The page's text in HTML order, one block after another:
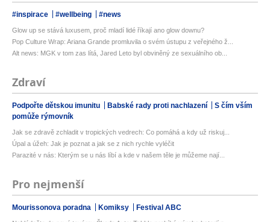
#inspirace #wellbeing #news
Glow up se stává luxusem, proč mladí lidé říkají ano glow downu?
Pop Culture Wrap: Ariana Grande promluvila o svém ústupu z veřejného ž...
Alt news: MGK v tom zas lítá, Jared Leto byl obviněný ze sexuálního ob...
Zdraví
Podpořte dětskou imunitu Babské rady proti nachlazení
S čím vším
pomůže rýmovník
Jak se zdravě zchladit v tropických vedrech: Co pomáhá a kdy už riskuj...
Úpal a úžeh: Jak je poznat a jak se z nich rychle vyléčit
Parazité v nás: Kterým se u nás líbí a kde v našem těle je můžeme nají...
Pro nejmenší
Mourissonova poradna Komiksy Festival ABC